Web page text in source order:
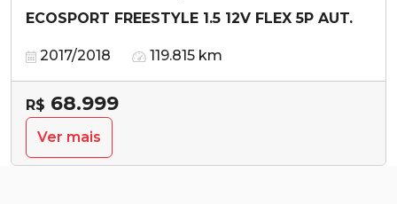
ECOSPORT FREESTYLE 1.5 12V FLEX 5P AUT.
2017/2018 119.815 km
R$ 68.999
Ver mais